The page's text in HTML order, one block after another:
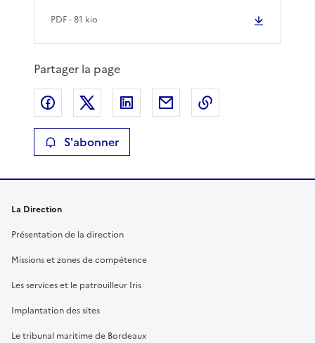
PDF- 81 kio
Partager la page
Partager sur Facebook
Partager sur XPartager sur LinkedIn
Partager par email
S'abonner
La Direction
Présentation de la direction
Missions et zones de compétence
Les services et le patrouilleur Iris
Implantation des sites
Le tribunal maritime de Bordeaux